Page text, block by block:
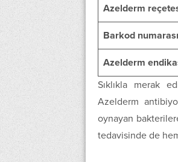
Azelderm
Barkod numarası
Azelderm
Sıklıkla merak
Azelderm
oynayan
tedavisinde de